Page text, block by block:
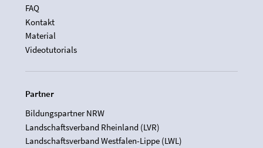
FAQ
Kontakt
Material
Videotutorials
Partner
Bildungspartner NRW
Landschaftsverband Rheinland (LVR)
Landschaftsverband Westfalen-Lippe (LWL)